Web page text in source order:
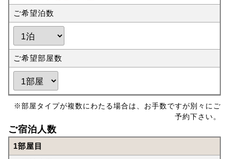
ご希望泊数
ご希望部屋数
※部屋タイプが複数にわたる場合は、お手数ですが別々にご
予約下さい。
ご宿泊人数
1部屋目